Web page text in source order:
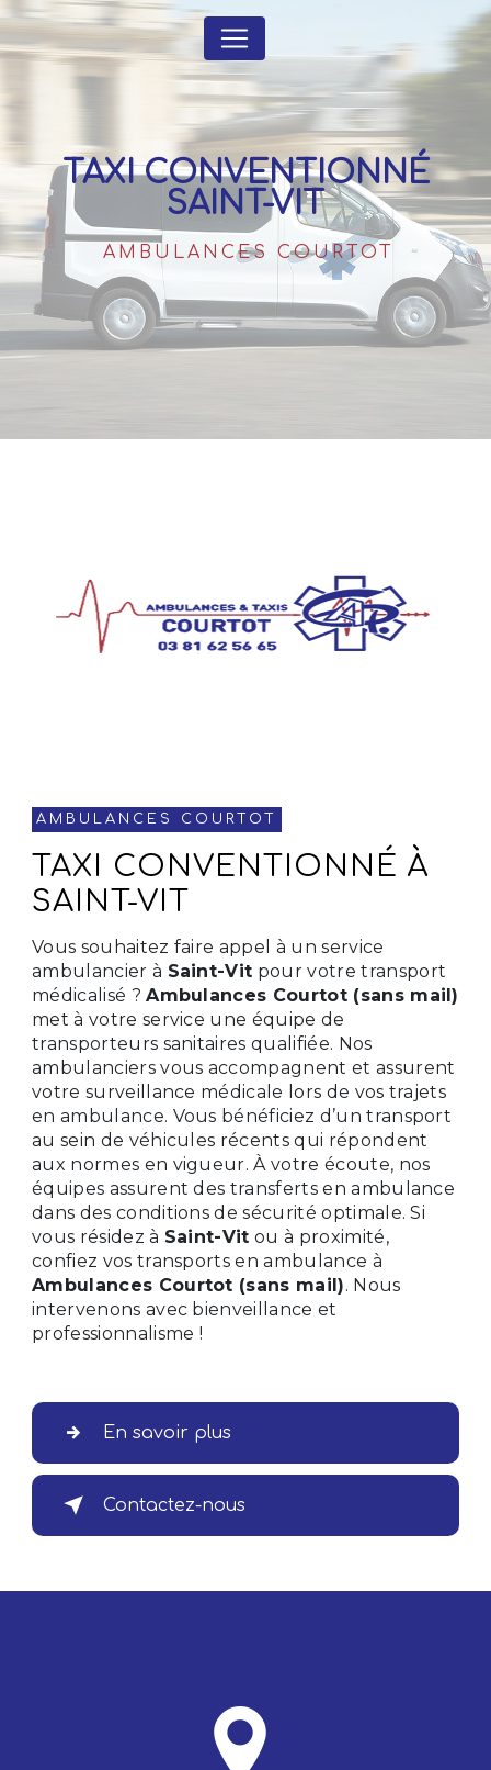
TAXI CONVENTIONNÉ
SAINT-VIT
AMBULANCES COURTOT
AMBULANCES COURTOT
TAXI CONVENTIONNÉ À
SAINT-VIT
Vous souhaitez faire appel à un service
ambulancier à Saint-Vit pour votre transport
médicalisé ?Ambulances Courtot (sans mail)
met à votre service une équipe de
transporteurs sanitaires qualifiée. Nos
ambulanciers vous accompagnent et assurent
votre surveillance médicale lors de vos trajets
en ambulance. Vous bénéficiez d’un transport
au sein de véhicules récents qui répondent
aux normes en vigueur. À votre écoute, nos
équipes assurent des transferts en ambulance
dans des conditions de sécurité optimale. Si
vous résidez à Saint-Vit ou à proximité,
confiez vos transports en ambulance à
Ambulances Courtot (sans mail). Nous
intervenons avec bienveillance et
professionnalisme !
En savoir plus
Contactez-nous
Panneau de gestion des cookies